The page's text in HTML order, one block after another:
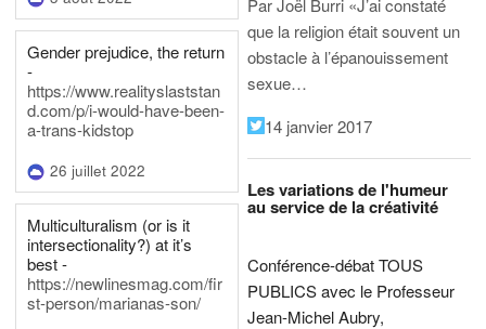
Gender prejudice, the return
-
https://www.realityslaststan
d.com/p/i-would-have-been-
a-trans-kidstop
26 juillet 2022
Multiculturalism (or is it
intersectionality?) at it’s
best -
https://newlinesmag.com/fir
st-person/marianas-son/
Par Joël Burri «J’ai constaté
que la religion était souvent un
obstacle à l’épanouissement
sexue…
14 janvier 2017
Les variations de l'humeur
au service de la créativité
Conférence-débat TOUS
PUBLICS avec le Professeur
Jean-Michel Aubry,